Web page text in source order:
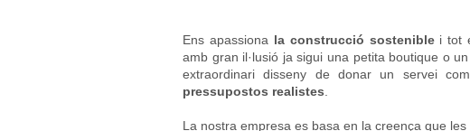
Ens apassiona la construcció sosteniblei tot
amb gran il·lusió ja sigui una petita boutique o
extraordinari disseny de donar un servei
pressupostos realistes.
La nostra empresa es basa en la creença que